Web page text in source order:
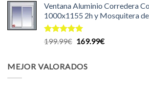
original
era:
204.99€.
actual
es:
Ventana Aluminio Corredera
1000x1155 2h y Mosquitera
Valorado
199.99€ El
era:
169.99€El
MEJOR VALORADOS